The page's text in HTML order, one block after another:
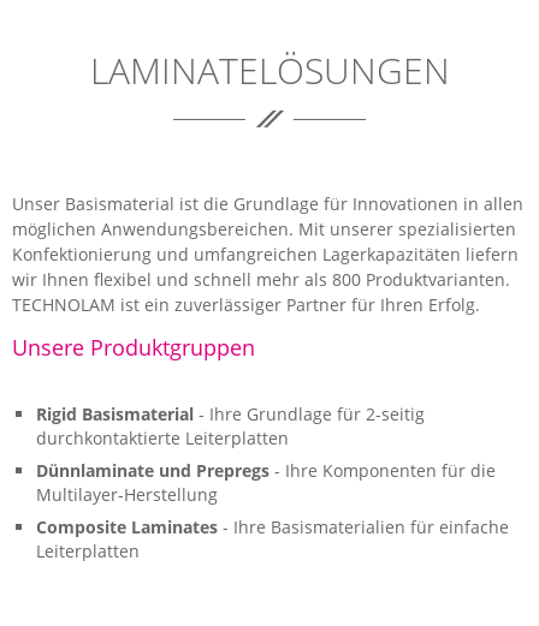
LAMINATELÖSUNGEN
Unser Basismaterial ist die Grundlage für Innovationen in allen
möglichen Anwendungsbereichen. Mit unserer spezialisierten
Konfektionierung und umfangreichen Lagerkapazitäten liefern
wir Ihnen flexibel und schnell mehr als 800 Produktvarianten.
TECHNOLAM ist ein zuverlässiger Partner für Ihren Erfolg.
Unsere Produktgruppen
Rigid Basismaterial - Ihre Grundlage für 2-seitig
durchkontaktierte Leiterplatten
Dünnlaminate und Prepregs - Ihre Komponenten für die
Multilayer-Herstellung
Composite Laminates - Ihre Basismaterialien für einfache
Leiterplatten